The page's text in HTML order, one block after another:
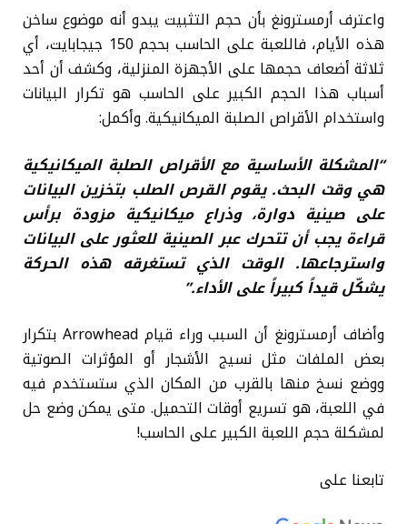
واعترف أرمسترونغ بأن حجم التثبيت يبدو أنه موضوع ساخن
هذه الأيام، فاللعبة على الحاسب بحجم 150 جيجابايت، أي
ثلاثة أضعاف حجمها على الأجهزة المنزلية، وكشف أن أحد
أسباب هذا الحجم الكبير على الحاسب هو تكرار البيانات
واستخدام الأقراص الصلبة الميكانيكية. وأكمل:
“المشكلة الأساسية مع الأقراص الصلبة الميكانيكية
هي وقت البحث. يقوم القرص الصلب بتخزين البيانات
على صينية دوارة، وذراع ميكانيكية مزودة برأس
قراءة يجب أن تتحرك عبر الصينية للعثور على البيانات
واسترجاعها. الوقت الذي تستغرقه هذه الحركة
يشكّل قيداً كبيراً على الأداء.”
وأضاف أرمسترونغ أن السبب وراء قيام Arrowhead بتكرار
بعض الملفات مثل نسيج الأشجار أو المؤثرات الصوتية
ووضع نسخ منها بالقرب من المكان الذي ستستخدم فيه
في اللعبة، هو تسريع أوقات التحميل. متى يمكن وضع حل
لمشكلة حجم اللعبة الكبير على الحاسب!
تابعنا على